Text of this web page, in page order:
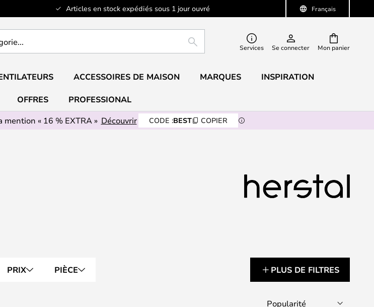
Français
Articles en stock expédiés sous 1 jour ouvré
Mon panier
RECHERCHERServices Se connecter
ACCESSOIRES DE MAISON MARQUES INSPIRATION
OFFRES
PROFESSIONAL
« 16 % EXTRA » Découvrir CODE :BEST COPIER
PRIX PIÈCE PLUS DE FILTRES